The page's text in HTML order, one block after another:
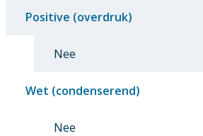
Positive (overdruk)
Nee
Wet (condenserend)
Nee